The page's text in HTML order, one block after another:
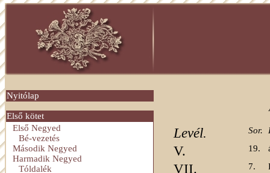
Nyitólap
Első kötet
Első Negyed
Bé-vezetés
Második Negyed
Harmadik Negyed
Tóldalék
Levél. Sor.
V. 19.
VII. 7.